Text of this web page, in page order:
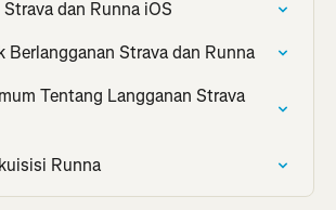
dan Runna iOS
Berlangganan Strava dan Runna
Tentang Langganan Strava
Runna